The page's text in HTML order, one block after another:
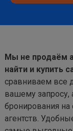
Мы не продаём
найти и купить
сравниваем все
вашему запросу,
бронирования
агентств.